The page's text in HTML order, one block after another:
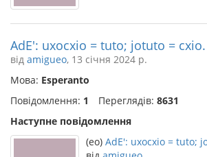
AdE': uxocxio = tuto; jotuto = cxio.
від amigueo, 13 січня 2024 р.
Мова: Esperanto
Повідомлення: 1 Переглядів: 8631
Наступне повідомлення
(eo) AdE': uxocxio = tuto;